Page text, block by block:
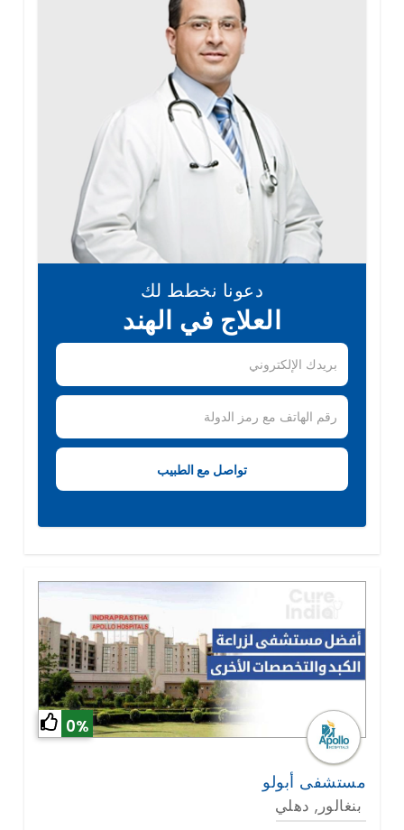
دعونا نخطط لك
العلاج في الهند
0%
مستشفى أبولو
بنغالور, دهلي